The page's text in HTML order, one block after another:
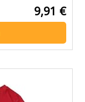
9,91 €